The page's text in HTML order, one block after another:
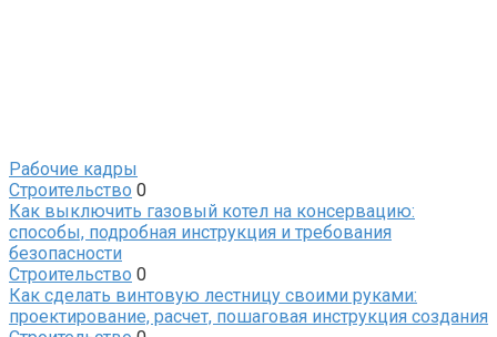
Рабочие кадры
Строительство 0
Как выключить газовый котел на консервацию:
способы, подробная инструкция и требования
безопасности
Строительство 0
Как сделать винтовую лестницу своими руками:
проектирование, расчет, пошаговая инструкция создания